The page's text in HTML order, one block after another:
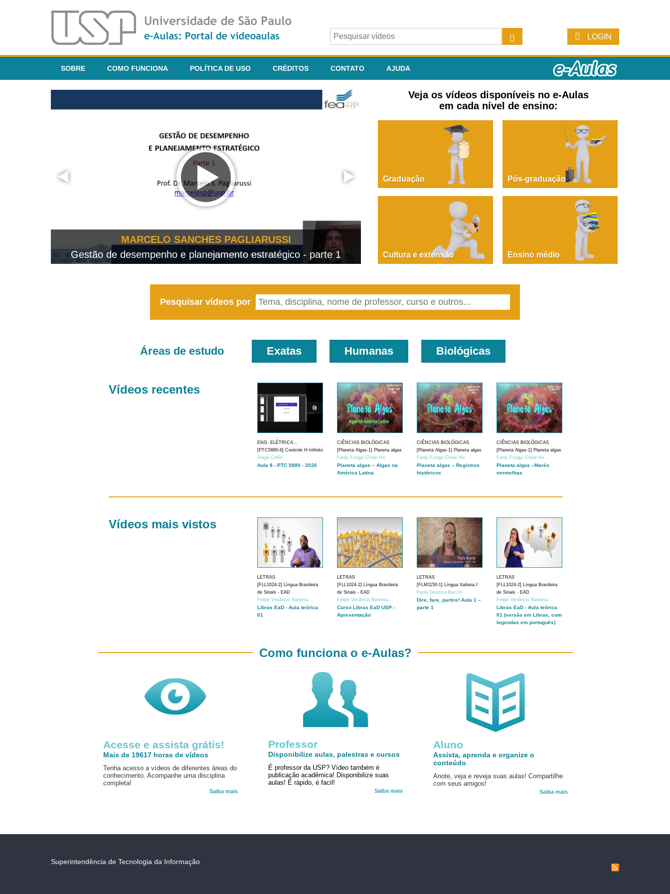
LOGIN
SOBRE COMO FUNCIONA POLÍTICA DE USO CRÉDITOS CONTATO AJUDA
MARCELO SANCHES PAGLIARUSSI
Gestão de desempenho e planejamento estratégico - parte 1
PAOLA GIUSTINA BACCIN
Dire, fare, partire! Aula 1 – parte 1
Veja os vídeos disponíveis no e-Aulas
em cada nível de ensino:
Graduação Pós-graduação
Cultura e extensão Ensino médio
Pesquisar vídeos por
Áreas de estudo Exatas Humanas Biológicas
Vídeos recentes
ENG. ELÉTRICA...
[PTC5880-6] Controle H-Infinito
Diego Colón
Aula 8 - PTC 5880 - 2026
CIÊNCIAS BIOLÓGICAS
[Planeta Algas-1] Planeta algas
Fanly Fungyi Chow Ho
Planeta algas – Algas na
América Latina
CIÊNCIAS BIOLÓGICAS
[Planeta Algas-1] Planeta algas
Fanly Fungyi Chow Ho
Planeta algas – Registros
históricos
CIÊNCIAS BIOLÓGICAS
[Planeta Algas-1] Planeta algas
Fanly Fungyi Chow Ho
Planeta algas –Marés
vermelhas
Vídeos mais vistos
LETRAS
[FLL1024-2] Língua Brasileira
de Sinais - EAD
Felipe Venâncio Barbosa...
Libras EaD - Aula teórica
01
LETRAS
[FLL1024-2] Língua Brasileira
de Sinais - EAD
Felipe Venâncio Barbosa...
Curso Libras EaD USP -
Apresentação
LETRAS
[FLM1150-1] Língua Italiana I
Paola Giustina Baccin
Dire, fare, partire! Aula 1 –
parte 1
LETRAS
[FLL1024-2] Língua Brasileira
de Sinais - EAD
Felipe Venâncio Barbosa...
Libras EaD - Aula teórica
01 (versão em Libras, com
legendas em português)
Acesse e assista grátis!
Mais de 19617 horas de vídeos
Tenha acesso a vídeos de diferentes áreas do
conhecimento. Acompanhe uma disciplina
completa!
Saiba mais
Aluno
Assista, aprenda e organize o
conteúdo
Anote, veja e reveja suas aulas! Compartilhe
com seus amigos!
Saiba mais
Como funciona o e-Aulas?
Professor
Disponibilize aulas, palestras e cursos
É professor da USP? Vídeo também é
publicação acadêmica! Disponibilize suas
aulas! É rápido, é facil!
Saiba mais
Superintendência de Tecnologia da Informação